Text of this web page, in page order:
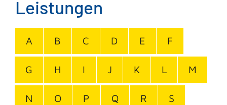
Leistungen
A B C D E F
G H I J K L M
N O P Q R S